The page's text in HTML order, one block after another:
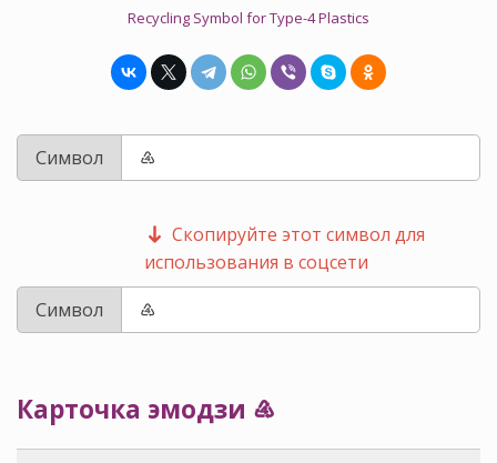
Recycling Symbol for Type-4 Plastics
Символ
Скопируйте этот символ для
использования в соцсети
Символ
Карточка эмодзи ♶